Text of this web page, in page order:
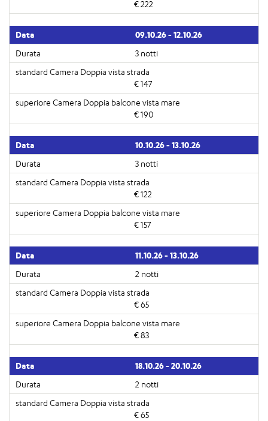
€ 222
09.10.26 - 12.10.26
3 notti
€ 147
€ 190
10.10.26 - 13.10.26
3 notti
€ 122
€ 157
11.10.26 - 13.10.26
2 notti
€ 65
€ 83
18.10.26 - 20.10.26
2 notti
€ 65